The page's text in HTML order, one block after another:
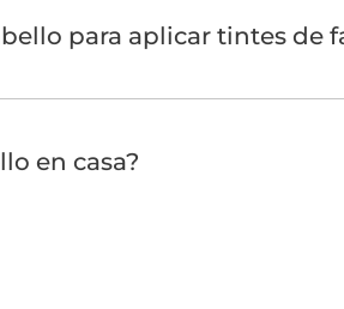
para aplicar tintes de
en casa?